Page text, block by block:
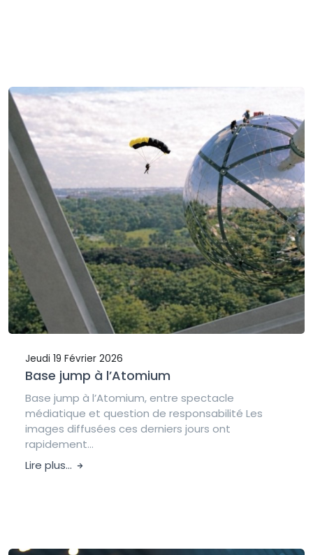
Jeudi 19 Février 2026
Base jump à l’Atomium
Base jump à l’Atomium, entre spectacle
médiatique et question de responsabilité Les
images diffusées ces derniers jours ont
rapidement...
Lire plus...